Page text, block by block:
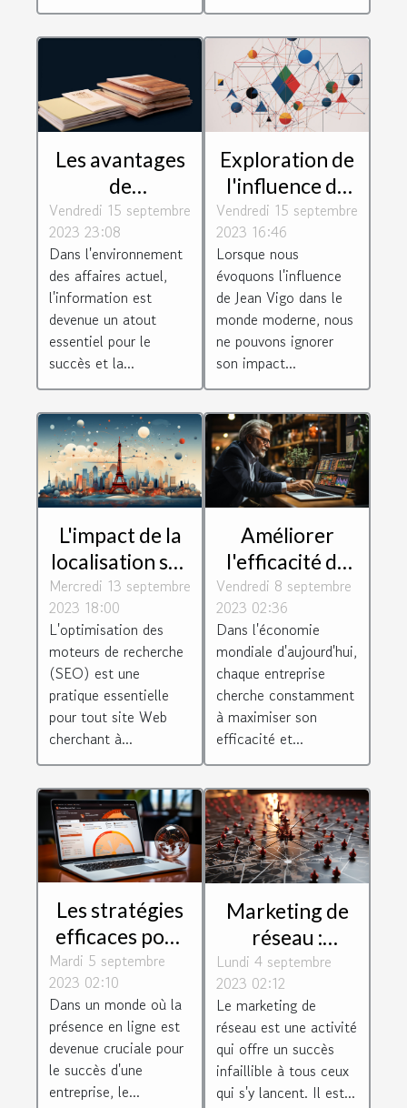
Les avantages
de
l'Inforegistre
pour les
entreprises
Vendredi 15 septembre
2023 23:08
Dans l'environnement
des affaires actuel,
l'information est
devenue un atout
essentiel pour le
succès et la...
Exploration de
l'influence de
Jean Vigo dans
les
technologies
modernes, les
jeux et les
loisirs sur le
web
Vendredi 15 septembre
2023 16:46
Lorsque nous
évoquons l'influence
de Jean Vigo dans le
monde moderne, nous
ne pouvons ignorer
son impact...
L'impact de la
localisation sur
le SEO :
pourquoi
choisir un
consultant à
Paris
Mercredi 13 septembre
2023 18:00
L'optimisation des
moteurs de recherche
(SEO) est une
pratique essentielle
pour tout site Web
cherchant à...
Améliorer
l'efficacité de
votre
entreprise
grâce à
l'optimisation
Vendredi 8 septembre
2023 02:36
Dans l'économie
mondiale d'aujourd'hui,
chaque entreprise
cherche constamment
à maximiser son
efficacité et...
Les stratégies
efficaces pour
un
référencement
réussi à
Toulouse
Mardi 5 septembre
2023 02:10
Dans un monde où la
présence en ligne est
devenue cruciale pour
le succès d'une
entreprise, le...
Marketing de
réseau :
quelques
conseils pour
réussir dans ce
secteur
Lundi 4 septembre
2023 02:12
Le marketing de
réseau est une activité
qui offre un succès
infaillible à tous ceux
qui s'y lancent. Il est...